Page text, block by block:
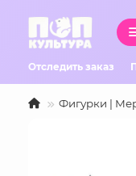
Отследить заказ
Фигурки |